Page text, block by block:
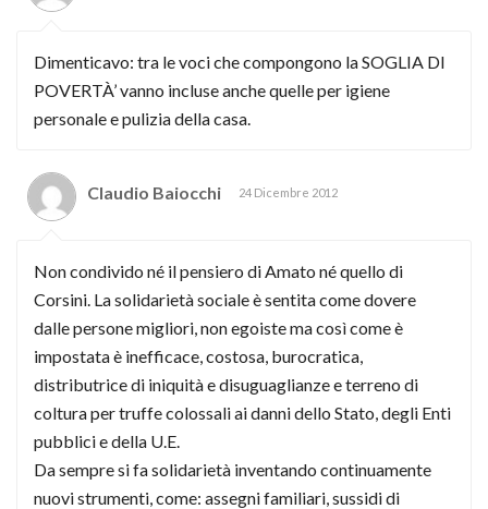
Dimenticavo: tra le voci che compongono la SOGLIA DI
POVERTÀ’ vanno incluse anche quelle per igiene
personale e pulizia della casa.
Claudio Baiocchi 24 Dicembre 2012
Non condivido né il pensiero di Amato né quello di
Corsini. La solidarietà sociale è sentita come dovere
dalle persone migliori, non egoiste ma così come è
impostata è inefficace, costosa, burocratica,
distributrice di iniquità e disuguaglianze e terreno di
coltura per truffe colossali ai danni dello Stato, degli Enti
pubblici e della U.E.
Da sempre si fa solidarietà inventando continuamente
nuovi strumenti, come: assegni familiari, sussidi di